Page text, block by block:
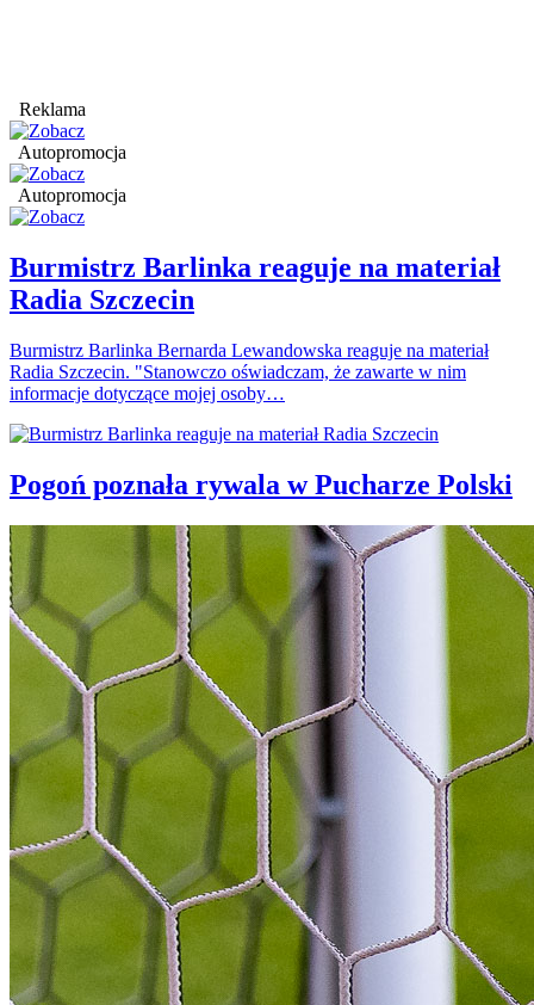
Reklama
Autopromocja
Autopromocja
Burmistrz Barlinka reaguje na materiał
Radia Szczecin
Burmistrz Barlinka Bernarda Lewandowska reaguje na materiał
Radia Szczecin. "Stanowczo oświadczam, że zawarte w nim
informacje dotyczące mojej osoby…
Pogoń poznała rywala w Pucharze Polski